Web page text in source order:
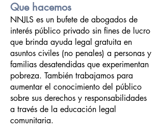
Que hacemos
NNJLS es un bufete de abogados de
interés público privado sin fines de lucro
que brinda ayuda legal gratuita en
asuntos civiles (no penales) a personas y
familias desatendidas que experimentan
pobreza. También trabajamos para
aumentar el conocimiento del público
sobre sus derechos y responsabilidades
a través de la educación legal
comunitaria.